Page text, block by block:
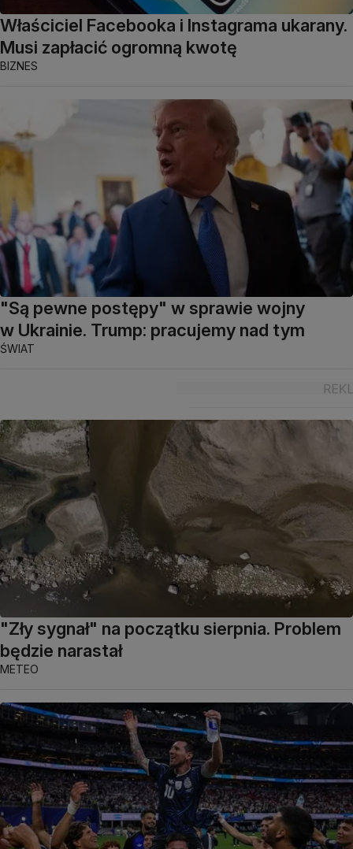
Właściciel Facebooka i Instagrama ukarany.
Musi zapłacić ogromną kwotę
BIZNES
"Są pewne postępy" w sprawie wojny
w Ukrainie. Trump: pracujemy nad tym
ŚWIAT
"Zły sygnał" na początku sierpnia. Problem
będzie narastał
METEO